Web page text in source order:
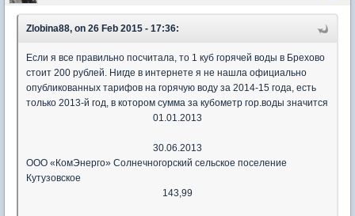
Zlobina88, on 26 Feb 2015 - 17:36:
Если я все правильно посчитала, то 1 куб горячей воды в Брехово
стоит 200 рублей. Нигде в интернете я не нашла официально
опубликованных тарифов на горячую воду за 2014-15 года, есть
только 2013-й год, в котором сумма за кубометр гор.воды значится
01.01.2013
30.06.2013
ООО «КомЭнерго» Солнечногорский сельское поселение
Кутузовское
143,99